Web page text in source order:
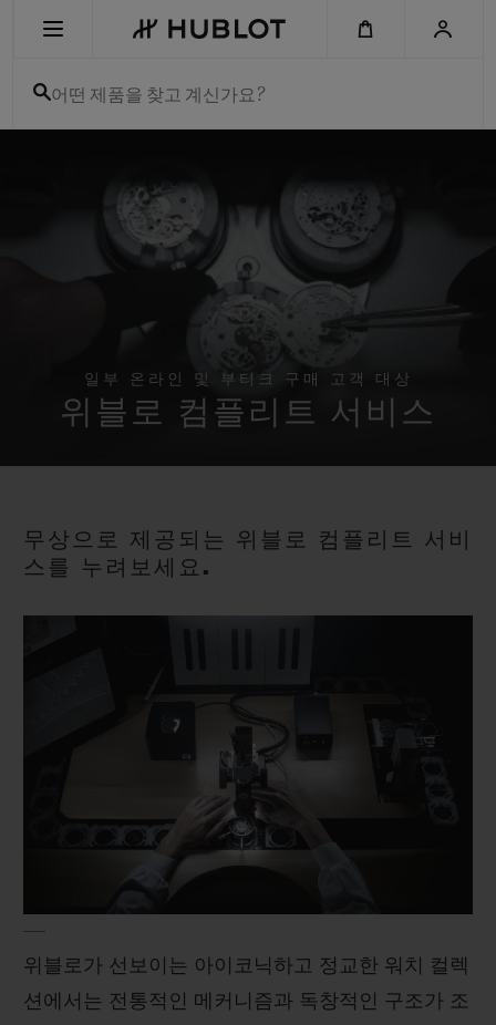
어떤 제품을 찾고 계신가요?
일부 온라인 및 부티크 구매 고객 대상
위블로 컴플리트 서비스
무상으로 제공되는 위블로 컴플리트 서비
스를 누려보세요.
위블로가 선보이는 아이코닉하고 정교한 워치 컬렉
션에서는 전통적인 메커니즘과 독창적인 구조가 조
최근 검색이 없습니다
썸머 멀티 컬러 세라믹 피치 세라믹 에센셜 토프
안전한 결제
기프트 파우치